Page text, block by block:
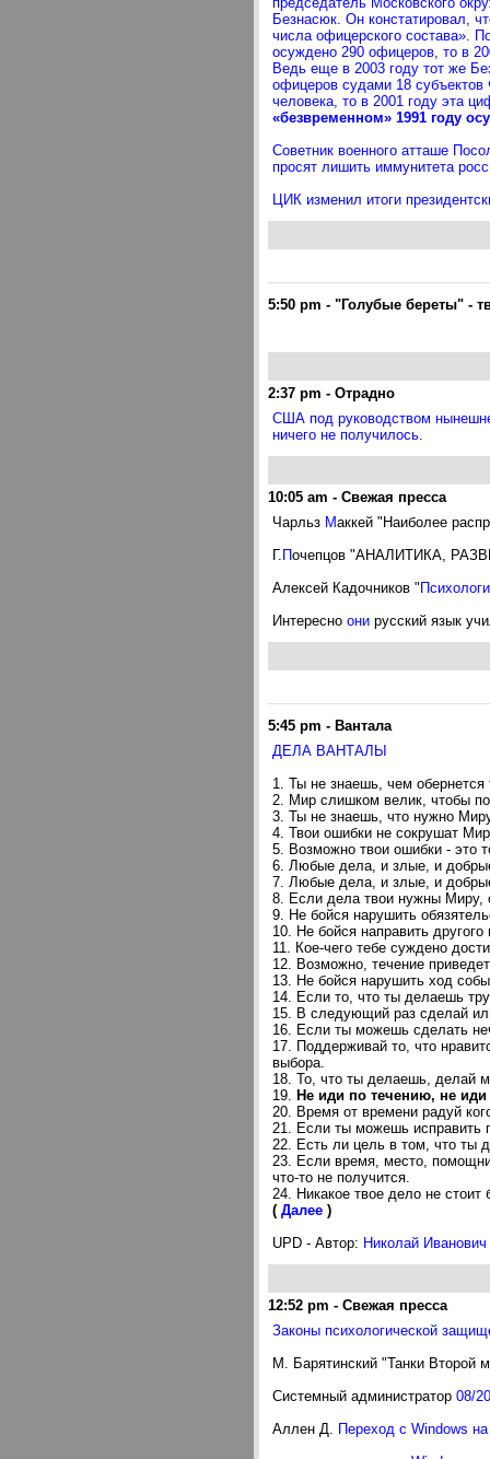
Безнасюк. Он констатировал,
числа офицерского состава».
осуждено 290 офицеров, то в
Ведь еще в 2003 году тот же
офицеров судами 18 субъектов
человека, то в 2001 году эта
«безвременном» 1991 году
Советник военного атташе
просят лишить иммунитета
ЦИК изменил итоги
5:50 pm - "Голубые береты" -
2:37 pm - Отрадно
США под руководством
ничего не получилось.
10:05 am - Свежая пресса
Чарльз Маккей "Наиболее
Г. Почепцов "АНАЛИТИКА,
Алексей Кадочников "
Интересно онирусский язык
5:45 pm - Вантала
ДЕЛА ВАHТАЛЫ
1. Ты не знаешь, чем обернется
2. Мир слишком велик, чтобы
3. Ты не знаешь, что нужно
4. Твои ошибки не сокрушат
5. Возможно твои ошибки - это
6. Любые дела, и злые, и
7. Любые дела, и злые, и
8. Если дела твои нужны Миру,
9. Hе бойся нарушить
10. Hе бойся направить
11. Кое-чего тебе суждено
12. Возможно, течение
13. Hе бойся нарушить ход
14. Если то, что ты делаешь
15. В следующий раз сделай
16. Если ты можешь сделать
17. Поддерживай то, что
выбора.
18. То, что ты делаешь, делай
19. Hе иди по течению, не
20. Время от времени радуй
21. Если ты можешь исправить
22. Есть ли цель в том, что ты
23. Если время, место,
что-то не получится.
24. Hикакое твое дело не стоит
( Далее)
UPD - Автор: Николай
12:52 pm - Свежая пресса
Законы психологической
М. Барятинский "Танки Второй
Системный администратор 08/
Аллен Д. Переход с Windows